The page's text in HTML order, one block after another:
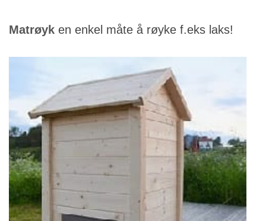
Matrøyk en enkel måte å røyke f.eks laks!